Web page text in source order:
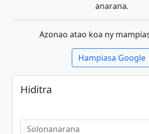
anarana.
Azonao atao koa ny
Hampiasa Google
Hiditra